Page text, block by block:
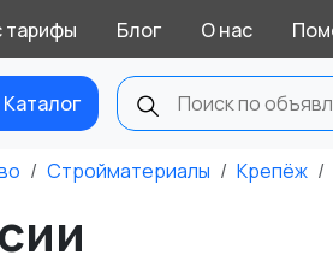
тарифы Блог О нас
Каталог
Стройматериалы Крепёж